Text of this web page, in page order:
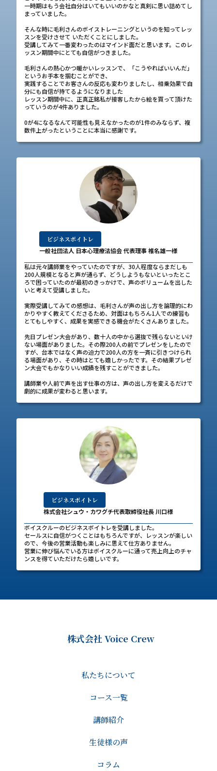
一時期はもう会社自分はいてもいいのかなと真剣に思い詰めてし
まっていました。
そんな時に毛利さんのボイストレーニングというのを知ってレッ
スンを受けさせて いただくことにしました。
受講してみて一番変わったのはマインド面だと思います。このレ
ッスン期間中にとても自信がつきました。
毛利さんの熱心かつ暖かいレッスンで、「こうやればいいんだ」
というお手本を掴むことができ、
実践することでお客さんの反応も変わりましたし、相乗効果で自
分にも自信が持てるようになりました
レッスン期間中に、正真正銘私が接客したから絵を買って頂けた
っていうのが4件ありました。
0が4になるなんて可能性も見えなかったのが1件のみならず、複
数件上がったということに本当に感謝です。
ビジネスボイトレ
一般社団法人 日本心理療法協会 代表理事 椎名雄一様
私は元々講師業をやっていたのですが、30人程度ならまだしも
200人規模となると声が通らず、どうしようもないといったとこ
ろで困っていたのが最初のきっかけで、声のボリュームを出した
いと考えて受講しました。
実際受講してみての感想は、毛利さんが声の出し方を論理的にわ
かりやすく教えてくださるため、対面はもちろん1人での練習も
とてもしやすく、成果を実感できる機会がたくさんありました。
先日プレゼン大会があり、数十人の中から選抜で残らないといけ
ない場面がありました。その際200人の前でプレゼンをしたので
すが、台本ではなく声の迫力で200人の方を一斉に引きつけられ
る場面があり、その時はとても嬉しかったです。その結果プレゼ
ン大会でもかなりいい成績を残すことができました。​
​講師業や人前で声を出す仕事の方は、声の出し方を変えるだけで
劇的に成果が変わると思います。
ビジネスボイトレ
株式会社シュウ・カワグチ代表取締役社長 川口様
ボイスクルーのビジネスボイトレを受講しました。
セールスに自信がつくことはもちろんですが、レッスンが楽しい
ので、今後の営業活動も楽しみに思えて仕方ありません。
営業に伸び悩んでいる方はボイスクルーに通って売上向上のチャ
ンスを得ていただけたら嬉しいです。
株式会社 Voice Crew
私たちについて
コース一覧
講師紹介
生徒様の声
コラム